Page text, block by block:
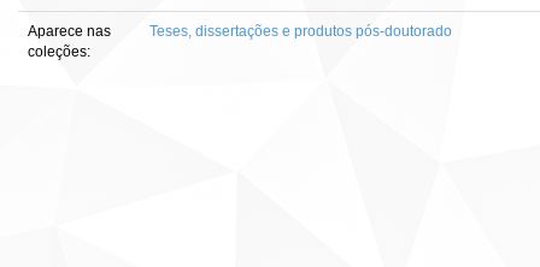
Aparece nas
coleções:
Teses, dissertações e produtos pós-doutorado